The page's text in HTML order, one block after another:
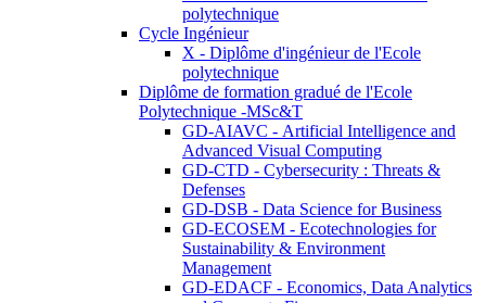
polytechnique
Cycle Ingénieur
X - Diplôme d'ingénieur de l'Ecole
polytechnique
Diplôme de formation gradué de l'Ecole
Polytechnique -MSc&T
GD-AIAVC - Artificial Intelligence and
Advanced Visual Computing
GD-CTD - Cybersecurity : Threats &
Defenses
GD-DSB - Data Science for Business
GD-ECOSEM - Ecotechnologies for
Sustainability & Environment
Management
GD-EDACF - Economics, Data Analytics